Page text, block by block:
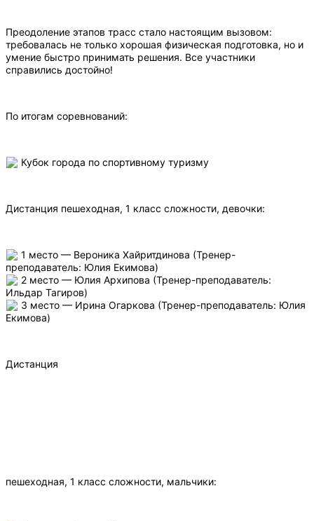
Преодоление этапов трасс стало настоящим вызовом:
требовалась не только хорошая физическая подготовка, но и
умение быстро принимать решения. Все участники
справились достойно!
По итогам соревнований:
Кубок города по спортивному туризму
Дистанция пешеходная, 1 класс сложности, девочки:
1 место — Вероника Хайритдинова (Тренер-
преподаватель: Юлия Екимова)
2 место — Юлия Архипова (Тренер-преподаватель:
Ильдар Тагиров)
3 место — Ирина Огаркова (Тренер-преподаватель: Юлия
Екимова)
Дистанция
пешеходная, 1 класс сложности, мальчики: